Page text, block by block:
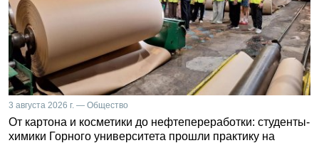
3 августа 2026 г. — Общество
От картона и косметики до нефтепереработки: студенты-
химики Горного университета прошли практику на